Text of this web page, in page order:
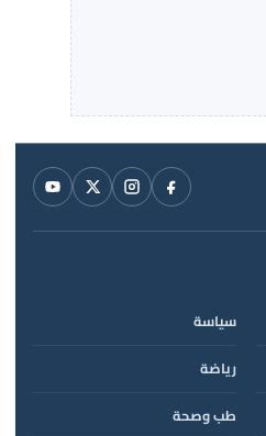
سياسة
رياضة
طب وصحة